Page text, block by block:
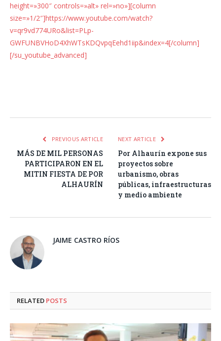
height=»300″ controls=»alt» rel=»no»][column
size=»1/2″]https://www.youtube.com/watch?
v=qr9vd774URo&list=PLp-
GWFUNBVHoD4XhWTsKDQvpqEehd1iip&index=4[/column]
[/su_youtube_advanced]
PREVIOUS ARTICLE
MÁS DE MIL PERSONAS
PARTICIPARON EN EL
MITIN FIESTA DE POR
ALHAURÍN
NEXT ARTICLE
Por Alhaurín expone sus
proyectos sobre
urbanismo, obras
públicas, infraestructuras
y medio ambiente
JAIME CASTRO RÍOS
RELATED POSTS